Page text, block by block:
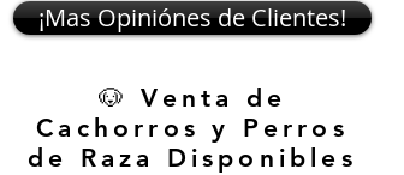
¡Mas Opiniónes de Clientes!
🐶 Venta de
Cachorros y Perros
de Raza Disponibles